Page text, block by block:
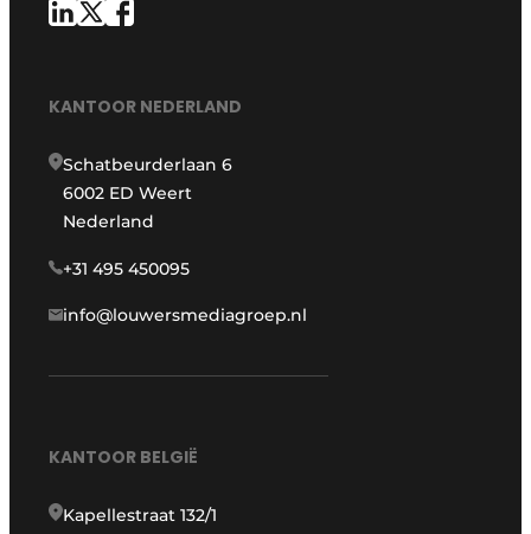
KANTOOR NEDERLAND
Schatbeurderlaan 6
6002 ED Weert
Nederland
+31 495 450095
info@louwersmediagroep.nl
KANTOOR BELGIË
Kapellestraat 132/1